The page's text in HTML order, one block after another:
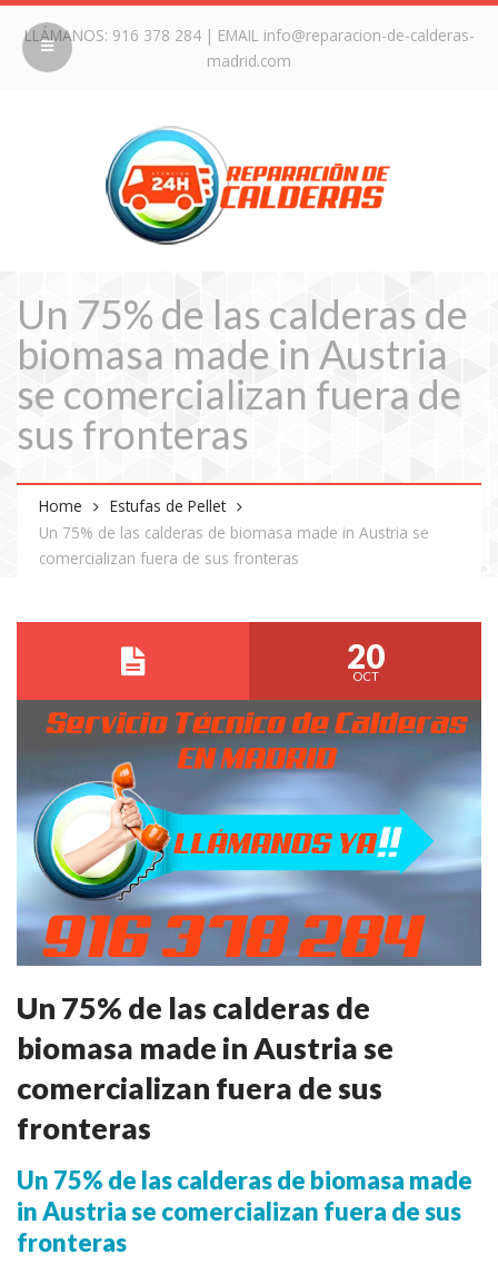
LLÁMANOS: 916 378 284| EMAIL info@reparacion-de-calderas-
madrid.com
Un 75% de las calderas de
biomasa made in Austria
se comercializan fuera de
sus fronteras
Home
Estufas de Pellet
Un 75% de las calderas de biomasa made in Austria se
comercializan fuera de sus fronteras
20
OCT
Un 75% de las calderas de
biomasa made in Austria se
comercializan fuera de sus
fronteras
Un 75% de las calderas de biomasa made
in Austria se comercializan fuera de sus
fronteras